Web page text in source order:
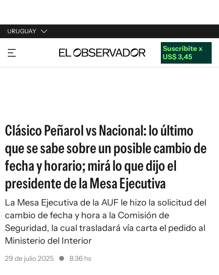
URUGUAY
URUGUAY
ARGENTINA
Suscribite x
US$ 3,45
Clásico Peñarol vs Nacional: lo último
que se sabe sobre un posible cambio de
fecha y horario; mirá lo que dijo el
presidente de la Mesa Ejecutiva
La Mesa Ejecutiva de la AUF le hizo la solicitud del
cambio de fecha y hora a la Comisión de
Seguridad, la cual trasladará vía carta el pedido al
Ministerio del Interior
29 de julio 2025 8:36 hs